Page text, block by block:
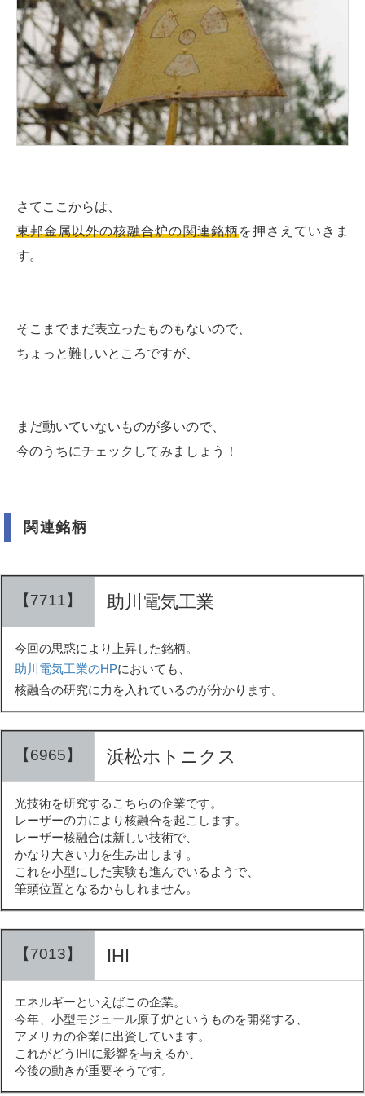
さてここからは、
東邦金属以外の核融合炉の関連銘柄を押さえていきま
す。
そこまでまだ表立ったものもないので、
ちょっと難しいところですが、
まだ動いていないものが多いので、
今のうちにチェックしてみましょう！
関連銘柄
【7711】 助川電気工業
今回の思惑により上昇した銘柄。
助川電気工業のHPにおいても、
核融合の研究に力を入れているのが分かります。
【6965】 浜松ホトニクス
光技術を研究するこちらの企業です。
レーザーの力により核融合を起こします。
レーザー核融合は新しい技術で、
かなり大きい力を生み出します。
これを小型にした実験も進んでいるようで、
筆頭位置となるかもしれません。
【7013】 IHI
エネルギーといえばこの企業。
今年、小型モジュール原子炉というものを開発する、
アメリカの企業に出資しています。
これがどうIHIに影響を与えるか、
今後の動きが重要そうです。